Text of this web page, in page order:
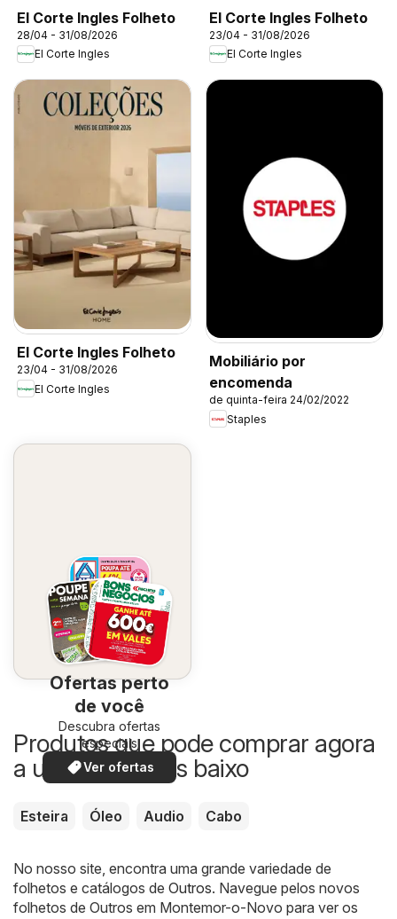
El Corte Ingles Folheto
28/04 - 31/08/2026
El Corte Ingles
El Corte Ingles Folheto
23/04 - 31/08/2026
El Corte Ingles
El Corte Ingles Folheto
23/04 - 31/08/2026
El Corte Ingles
Mobiliário por
encomenda
de quinta-feira 24/02/2022
Staples
Ofertas perto
de você
Descubra ofertas
especiais
Ver ofertas
Produtos que pode comprar agora
a um preço mais baixo
Esteira Óleo Audio Cabo
No nosso site, encontra uma grande variedade de
folhetos e catálogos de Outros. Navegue pelos novos
folhetos de Outros em Montemor-o-Novo para ver os